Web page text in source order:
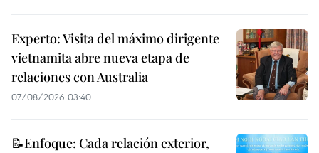
Experto: Visita del máximo dirigente
vietnamita abre nueva etapa de
relaciones con Australia
07/08/2026 03:40
📝Enfoque: Cada relación exterior,